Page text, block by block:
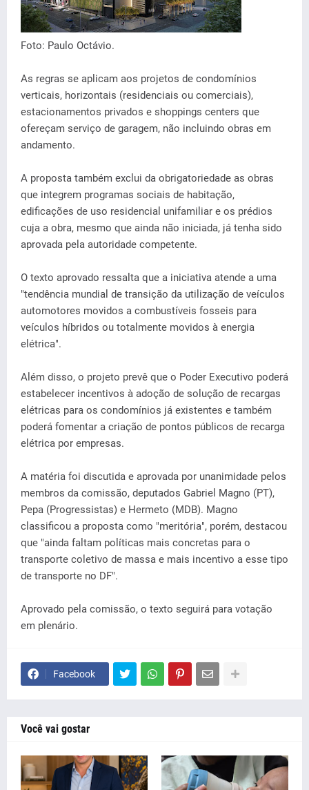
Foto: Paulo Octávio.
As regras se aplicam aos projetos de condomínios
verticais, horizontais (residenciais ou comerciais),
estacionamentos privados e shoppings centers que
ofereçam serviço de garagem, não incluindo obras em
andamento.
A proposta também exclui da obrigatoriedade as obras
que integrem programas sociais de habitação,
edificações de uso residencial unifamiliar e os prédios
cuja a obra, mesmo que ainda não iniciada, já tenha sido
aprovada pela autoridade competente.
O texto aprovado ressalta que a iniciativa atende a uma
"tendência mundial de transição da utilização de veículos
automotores movidos a combustíveis fosseis para
veículos híbridos ou totalmente movidos à energia
elétrica".
Além disso, o projeto prevê que o Poder Executivo poderá
estabelecer incentivos à adoção de solução de recargas
elétricas para os condomínios já existentes e também
poderá fomentar a criação de pontos públicos de recarga
elétrica por empresas.
A matéria foi discutida e aprovada por unanimidade pelos
membros da comissão, deputados Gabriel Magno (PT),
Pepa (Progressistas) e Hermeto (MDB). Magno
classificou a proposta como "meritória", porém, destacou
que "ainda faltam políticas mais concretas para o
transporte coletivo de massa e mais incentivo a esse tipo
de transporte no DF".
Aprovado pela comissão, o texto seguirá para votação
em plenário.
Facebook
Você vai gostar